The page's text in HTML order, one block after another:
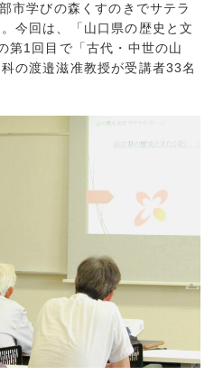
市学びの森くすのきでサテラ
今回は、「山口県の歴史と文
第1回目で「古代・中世の山
の渡邉滋准教授が受講者33名